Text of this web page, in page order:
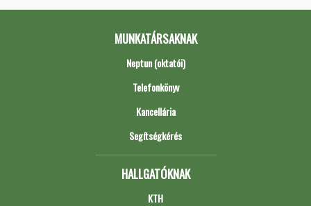
MUNKATÁRSAKNAK
Neptun (oktatói)
Telefonkönyv
Kancellária
Segítségkérés
HALLGATÓKNAK
KTH